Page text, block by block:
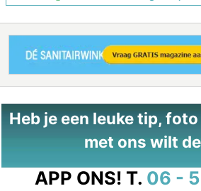
Heb je een leuke tip,
met ons wilt
APP ONS! T. 06 -